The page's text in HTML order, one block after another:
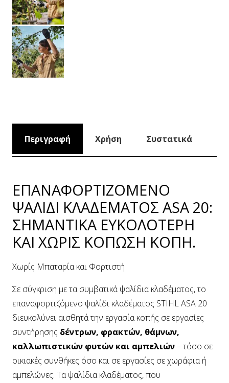
Περιγραφή Χρήση Συστατικά
ΕΠΑΝΑΦΟΡΤΙΖΟΜΕΝΟ
ΨΑΛΙΔΙ ΚΛΑΔΕΜΑΤΟΣ ASA 20:
ΣΗΜΑΝΤΙΚΑ ΕΥΚΟΛΟΤΕΡΗ
ΚΑΙ ΧΩΡΙΣ ΚΟΠΩΣΗ ΚΟΠΗ.
Χωρίς Μπαταρία και Φορτιστή
Σε σύγκριση με τα συμβατικά ψαλίδια κλαδέματος, το
επαναφορτιζόμενο ψαλίδι κλαδέματος STIHL ASA 20
διευκολύνει αισθητά την εργασία κοπής σε εργασίες
συντήρησης δέντρων, φρακτών, θάμνων,
καλλωπιστικών φυτών και αμπελιών– τόσο σε
οικιακές συνθήκες όσο και σε εργασίες σε χωράφια ή
αμπελώνες. Τα ψαλίδια κλαδέματος, που